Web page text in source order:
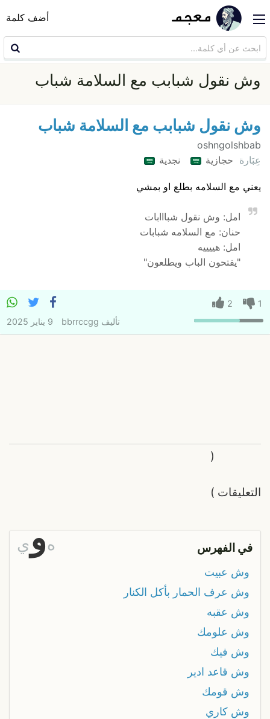
أضف كلمة
وش نقول شبابب مع السلامة شباب
وش نقول شبابب مع السلامة شباب
oshngolshbab
عِبَارة حجازية نجدية
يعني مع السلامه بطلع او بمشي
امل: وش نقول شبااابات
حنان: مع السلامه شبابات
امل: هييييه
"يفتحون الباب ويطلعون"
1
2
تأليف bbrrccgg 9 يناير 2025
التعليقات
(
)
في الفهرس هو ي
وش عبيت
وش عرف الحمار بأكل الكنار
وش عقبه
وش علومك
وش فيك
وش قاعد ادير
وش قومك
وش كاري